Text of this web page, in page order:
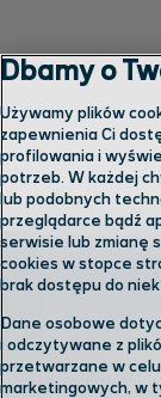
Dbamy o
Używamy plików
zapewnienia Ci
profilowania i
potrzeb. W każdej
lub podobnych
przeglądarce bądź
serwisie lub zmianę
cookies w stopce
brak dostępu do
Dane osobowe
i odczytywane z
przetwarzane w
marketingowych, w